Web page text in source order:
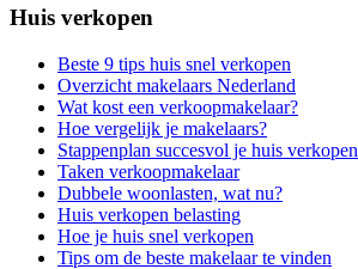
Huis verkopen
Beste 9 tips huis snel verkopen
Overzicht makelaars Nederland
Wat kost een verkoopmakelaar?
Hoe vergelijk je makelaars?
Stappenplan succesvol je huis verkopen
Taken verkoopmakelaar
Dubbele woonlasten, wat nu?
Huis verkopen belasting
Hoe je huis snel verkopen
Tips om de beste makelaar te vinden